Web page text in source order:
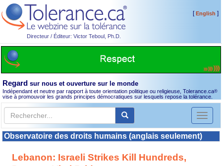
Directeur / Éditeur: Victor Teboul, Ph.D.
[English ]
Regard sur nous et ouverture sur le monde
Indépendant et neutre par rapport à toute orientation politique ou religieuse, Tolerance.ca®
vise à promouvoir les grands principes démocratiques sur lesquels repose la tolérance.
Toggle
Observatoire des droits humains (anglais seulement)
Lebanon: Israeli Strikes Kill Hundreds,